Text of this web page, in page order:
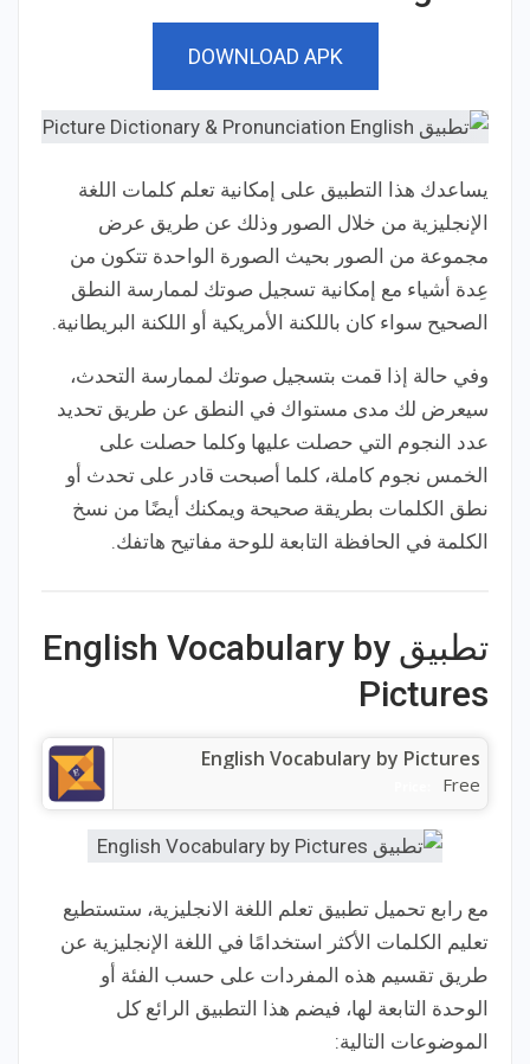
DOWNLOAD APK
يساعدك هذا التطبيق على إمكانية تعلم كلمات اللغة
الإنجليزية من خلال الصور وذلك عن طريق عرض
مجموعة من الصور بحيث الصورة الواحدة تتكون من
عِدة أشياء مع إمكانية تسجيل صوتك لممارسة النطق
الصحيح سواء كان باللكنة الأمريكية أو اللكنة البريطانية.
وفي حالة إذا قمت بتسجيل صوتك لممارسة التحدث،
سيعرض لك مدى مستواك في النطق عن طريق تحديد
عدد النجوم التي حصلت عليها وكلما حصلت على
الخمس نجوم كاملة، كلما أصبحت قادر على تحدث أو
نطق الكلمات بطريقة صحيحة ويمكنك أيضًا من نسخ
الكلمة في الحافظة التابعة للوحة مفاتيح هاتفك.
تطبيق English Vocabulary by
Pictures‏
English Vocabulary by Pictures
Free
مع رابع تحميل تطبيق تعلم اللغة الانجليزية، ستستطيع
تعليم الكلمات الأكثر استخدامًا في اللغة الإنجليزية عن
طريق تقسيم هذه المفردات على حسب الفئة أو
الوحدة التابعة لها، فيضم هذا التطبيق الرائع كل
الموضوعات التالية: